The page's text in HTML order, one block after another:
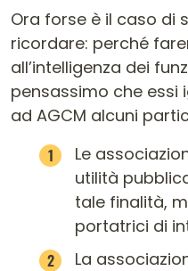
Ora forse è il caso di
ricordare: perché
all’intelligenza dei
pensassimo che essi
ad AGCM alcuni
Le
utilità
tale finalità,
portatrici di
La